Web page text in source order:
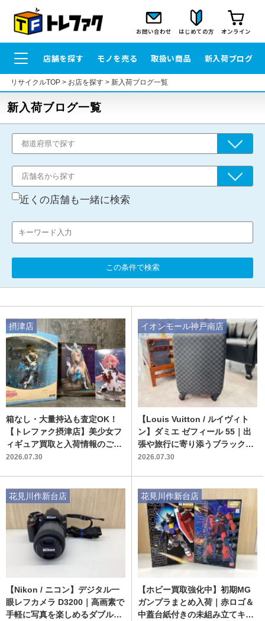
お問い合わせ はじめての方 オンライン
店舗を探す モノを売る 取扱い商品 新入荷ブログ
リサイクルTOP> お店を探す> 新入荷ブログ一覧
新入荷ブログ一覧
近くの店舗も一緒に検索
この条件で検索
箱なし・大量持込も査定OK！
【トレファク摂津店】美少女フ
ィギュア買取と入荷情報のご紹
介
2026.07.30
摂津店
【Louis Vuitton / ルイヴィト
ン】ダミエ ゼフィール 55｜出
張や旅行に寄り添うブラックキ
ャリーバッグのご紹介
2026.07.30
イオンモール神戸南店
【Nikon / ニコン】デジタル一
眼レフカメラ D3200｜高画素で
手軽に写真を楽しめるダブルズ
花見川作新台店
【ホビー買取強化中】初期MG
ガンプラまとめ入荷｜赤ロゴ＆
中蓋台紙付きの未組み立てキッ
花見川作新台店